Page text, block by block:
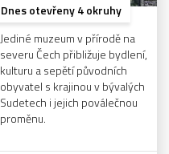
Dnes otevřeny 4 okruhy
Jediné muzeum v přírodě na
severu Čech přibližuje bydlení,
kulturu a sepětí původních
obyvatel s krajinou v bývalých
Sudetech i jejich poválečnou
proměnu.